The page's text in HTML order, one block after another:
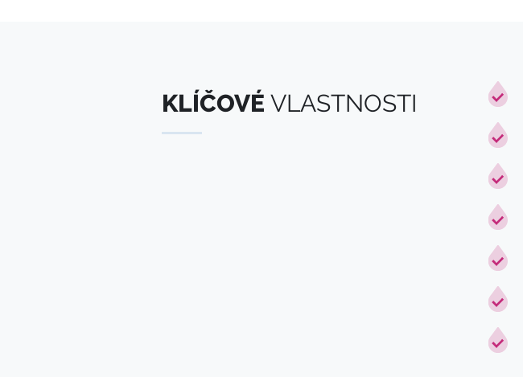
KLÍČOVÉ VLASTNOSTI